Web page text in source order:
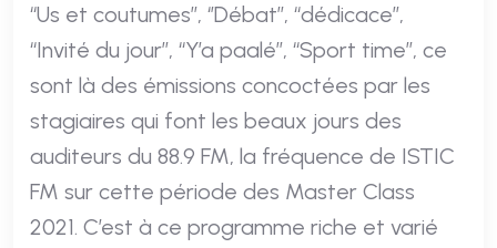
‘‘Us et coutumes’’, ‘’Débat’’, ‘‘dédicace’’,
‘‘Invité du jour’’, ‘‘Y’a paalé’’, ‘‘Sport time’’, ce
sont là des émissions concoctées par les
stagiaires qui font les beaux jours des
auditeurs du 88.9 FM, la fréquence de ISTIC
FM sur cette période des Master Class
2021. C’est à ce programme riche et varié